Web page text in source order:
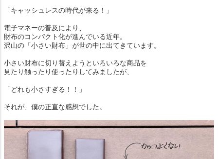
「キャッシュレスの時代が来る！」
電子マネーの普及により、
財布のコンパクト化が進んでいる近年。
沢山の「小さい財布」が世の中に出てきています。
小さい財布に切り替えようといろいろな商品を
見たり触ったり使ったりしてみましたが、
「どれも小さすぎる！！」
それが、僕の正直な感想でした。